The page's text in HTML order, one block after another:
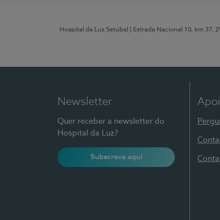
Hospital da Luz Setúbal | Estrada Nacional 10, km 37,
Newsletter
Quer receber a newsletter do
Hospital da Luz?
Subscreva aqui